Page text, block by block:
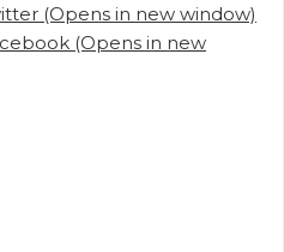
(Opens in new window)
(Opens in new